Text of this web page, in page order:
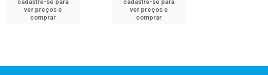
cadastre-se para
ver preços e
comprar
cadastre-se para
ver preços e
comprar